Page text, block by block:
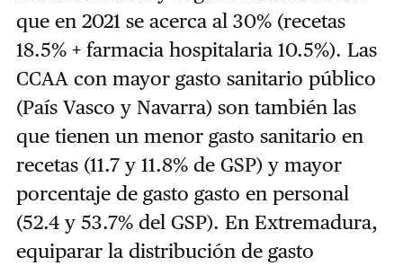
que en 2021 se acerca al 30% (recetas
18.5% + farmacia hospitalaria 10.5%). Las
CCAA con mayor gasto sanitario público
(País Vasco y Navarra) son también las
que tienen un menor gasto sanitario en
recetas (11.7 y 11.8% de GSP) y mayor
porcentaje de gasto gasto en personal
(52.4 y 53.7% del GSP). En Extremadura,
equiparar la distribución de gasto